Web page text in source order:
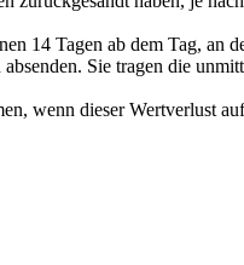
14 Tagen ab dem Tag,
Sie tragen die
wenn dieser Wertverlust